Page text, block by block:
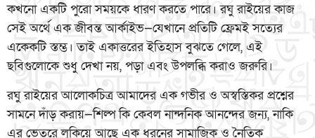
কখনো একটি পুরো সময়কে ধারণ করতে পারে। রঘু রাইয়ের কাজ
সেই অর্থে এক জীবন্ত আর্কাইভ—যেখানে প্রতিটি ফ্রেমই সত্যের
একেকটি স্তম্ভ। তাই একাত্তরের ইতিহাস বুঝতে গেলে, এই
ছবিগুলোকে শুধু দেখা নয়, পড়া এবং উপলব্ধি করাও জরুরি।
রঘু রাইয়ের আলোকচিত্র আমাদের এক গভীর ও অস্বস্তিকর প্রশ্নের
সামনে দাঁড় করায়—শিল্প কি কেবল নান্দনিক আনন্দের জন্য, নাকি
এর ভেতরে লুকিয়ে আছে এক ধরনের সামাজিক ও নৈতিক